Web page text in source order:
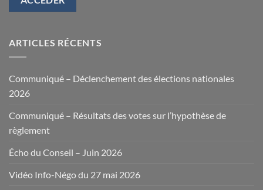
ARTICLES RÉCENTS
Communiqué – Déclenchement des élections nationales
2026
Communiqué – Résultats des votes sur l’hypothèse de
règlement
Écho du Conseil – Juin 2026
Vidéo Info-Négo du 27 mai 2026